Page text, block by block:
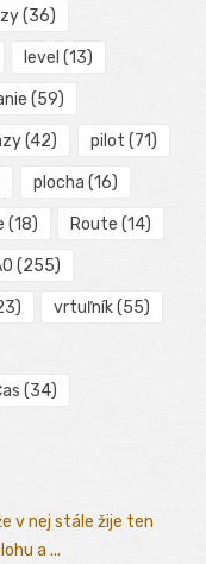
(36)
level (13)
(59)
(42) pilot (71)
plocha (16)
(18) Route (14)
(255)
vrtuľník(55)
(34)
v nej stále žije ten
a ...